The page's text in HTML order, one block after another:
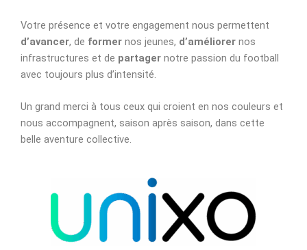
Votre présence et votre engagement nous permettent
d’avancer, de former nos jeunes, d’améliorer nos
infrastructures et de partager notre passion du football
avec toujours plus d’intensité.
Un grand merci à tous ceux qui croient en nos couleurs et
nous accompagnent, saison après saison, dans cette
belle aventure collective.